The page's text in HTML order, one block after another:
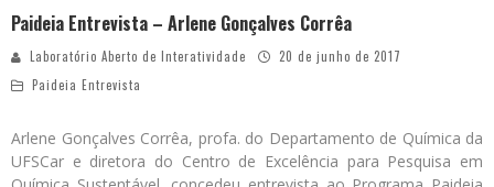
Paideia Entrevista – Arlene Gonçalves Corrêa
Laboratório Aberto de Interatividade
20 de junho de 2017
Paideia Entrevista
Arlene Gonçalves Corrêa, profa. do Departamento de Química da
UFSCar e diretora do Centro de Excelência para Pesquisa em